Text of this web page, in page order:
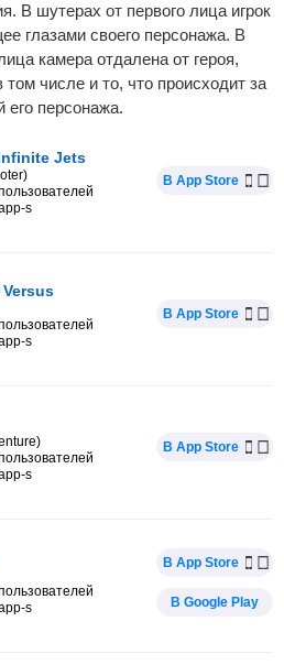
В шутерах от первого лица игрок
глазами своего персонажа. В
камера отдалена от героя,
том числе и то, что происходит за
его персонажа.
Jets
s
В App Store
s
В App Store
s
В App Store
s
В App Store
В Google Play